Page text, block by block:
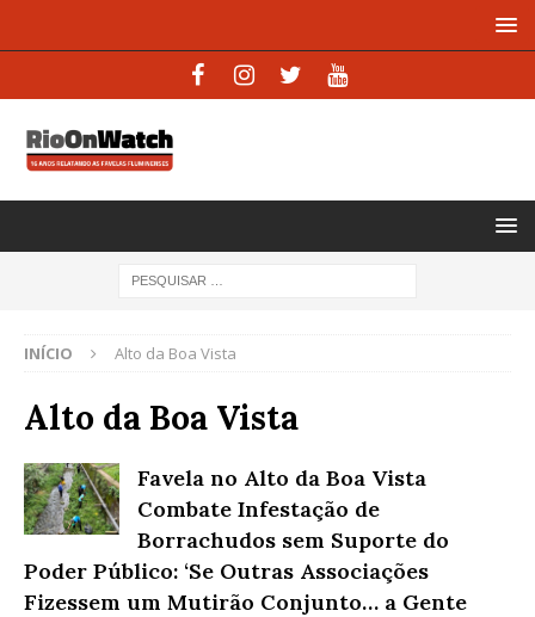
INÍCIO Alto da Boa Vista
Alto da Boa Vista
Favela no Alto da Boa Vista
Combate Infestação de
Borrachudos sem Suporte do
Poder Público: ‘Se Outras Associações
Fizessem um Mutirão Conjunto… a Gente